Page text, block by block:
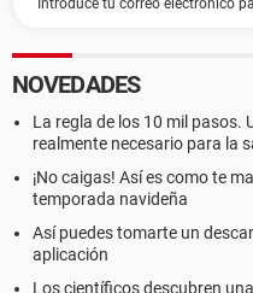
NOVEDADES
La regla de los 10 mil pasos.
realmente necesario para la
¡No caigas! Así es como te
temporada navideña
Así puedes tomarte un
aplicación
Los científicos descubren